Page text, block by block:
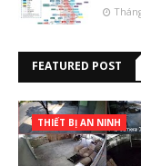
FEATURED POST
THIẾT BỊ AN NINH